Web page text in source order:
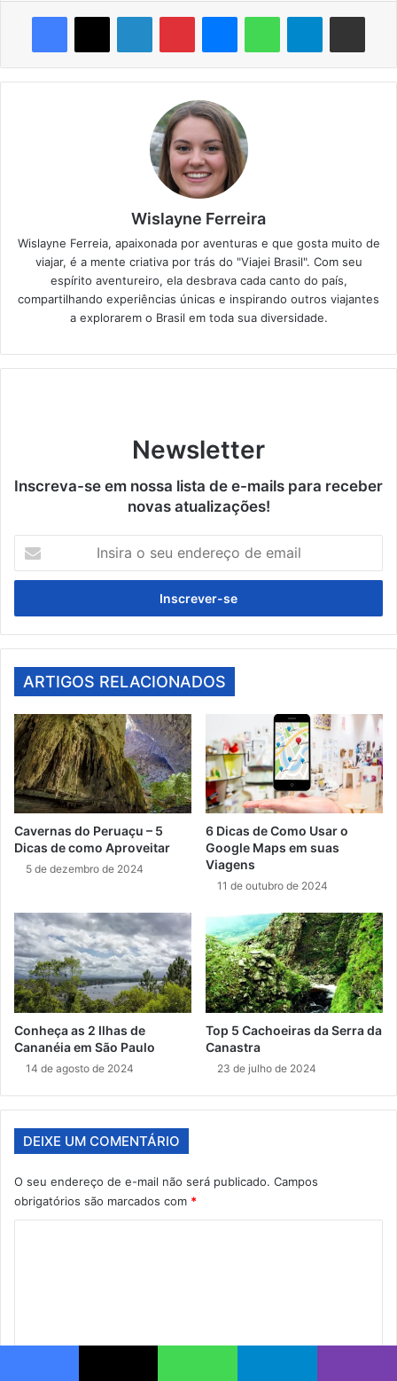
Facebook
X LinkedinPinterestMessengerWhatsAppTelegramCompartilhar via e-mail
Wislayne Ferreira
Wislayne Ferreia, apaixonada por aventuras e que gosta muito de
viajar, é a mente criativa por trás do "Viajei Brasil". Com seu
espírito aventureiro, ela desbrava cada canto do país,
compartilhando experiências únicas e inspirando outros viajantes
a explorarem o Brasil em toda sua diversidade.
Newsletter
Inscreva-se em nossa lista de e-mails para receber
novas atualizações!
seu
de
email
ARTIGOS RELACIONADOS
Cavernas do Peruaçu – 5
Dicas de como Aproveitar
5 de dezembro de 2024
6 Dicas de Como Usar o
Google Maps em suas
Viagens
11 de outubro de 2024
Conheça as 2 Ilhas de
Cananéia em São Paulo
14 de agosto de 2024
Top 5 Cachoeiras da Serra da
Canastra
23 de julho de 2024
DEIXE UM COMENTÁRIO
O seu endereço de e-mail não será publicado. Campos
obrigatórios são marcados com *